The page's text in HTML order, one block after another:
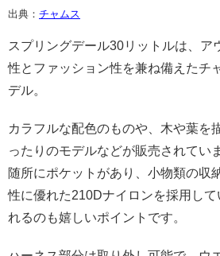
出典： チャムス
スプリングデール30リットルは、ア
性とファッション性を兼ね備えたチ
デル。
カラフルな配色のものや、木や葉を
ったりのモデルなどが販売されてい
随所にポケットがあり、小物類の収
性に優れた210Dナイロンを採用し
れるのも嬉しいポイントです。